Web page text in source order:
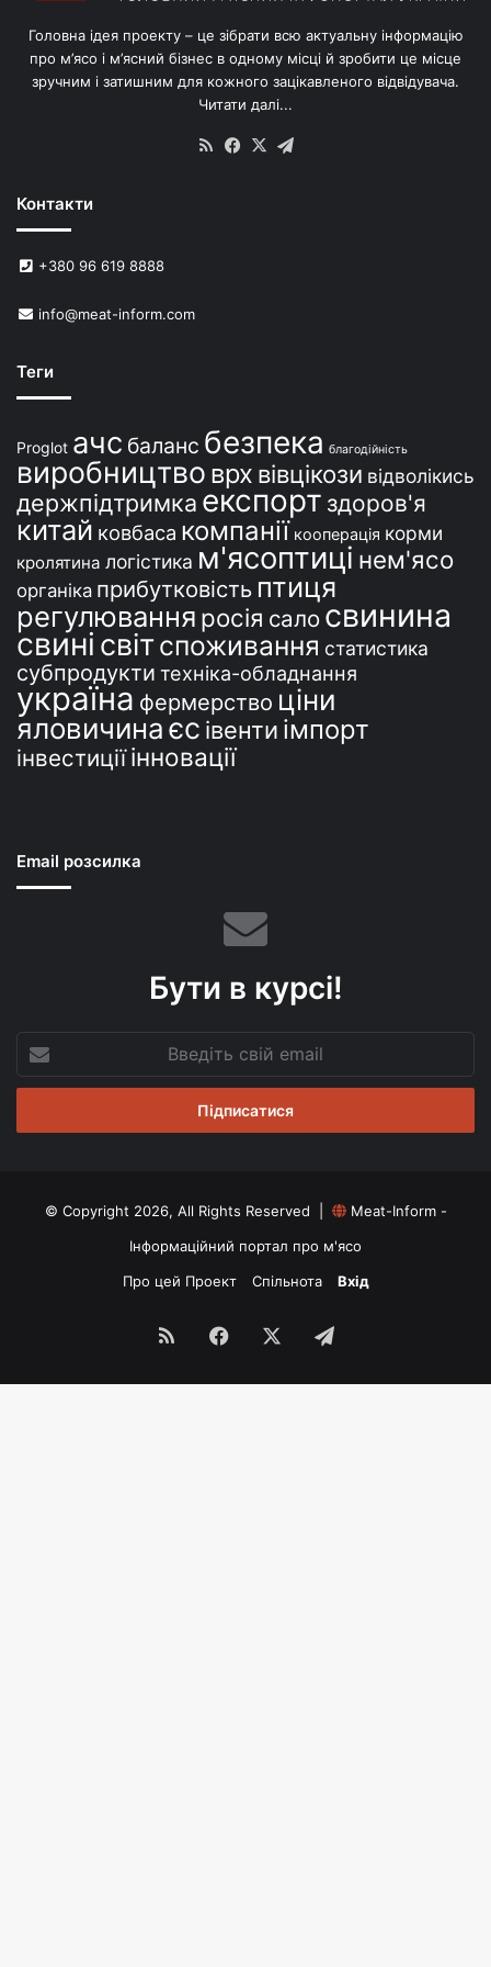
е
й
У
р
ї
Головна ідея проекту – це зібрати всю актуальну інформацію
про м’ясо і м’ясний бізнес в одному місці й зробити це місце
зручним і затишним для кожного зацікавленого відвідувача.
Читати далі...
RSS Facebook
X
Контакти
+380 96 619 8888
info@meat-inform.com
Теги
Proglot ачс баланс безпека благодійність
виробництво врх вівцікози відволікись
держпідтримка експорт здоров'я
китай ковбаса компанії кооперація корми
кролятина логістика м'ясоптиці нем'ясо
органіка прибутковість птиця
регулювання росія сало свинина
свині світспоживання статистика
субпродукти техніка-обладнання
україна фермерство ціни
яловичинаєс івенти імпорт
інвестиції інновації
Email розсилка
Бути в курсі!
свій
email
© Copyright 2026, All Rights Reserved |
Meat-Inform -
Інформаційний портал про м'ясо
Про цей Проект
Спільнота Вхід
RSS Facebook